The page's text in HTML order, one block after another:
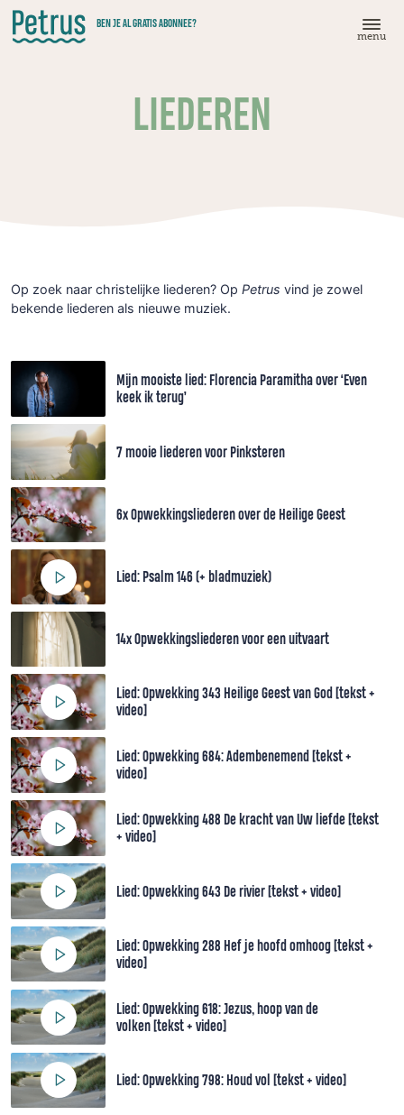
Doorgaan
naar
hoofdinhoud
BEN JE AL GRATIS ABONNEE?
menu
LIEDEREN
Op zoek naar christelijke liederen? Op Petrus vind je zowel
bekende liederen als nieuwe muziek.
Mijn mooiste lied: Florencia Paramitha over ‘Even
keek ik terug’
7 mooie liederen voor Pinksteren
6x Opwekkingsliederen over de Heilige Geest
Lied: Psalm 146 (+ bladmuziek)
14x Opwekkingsliederen voor een uitvaart
Lied: Opwekking 343 Heilige Geest van God [tekst +
video]
Lied: Opwekking 684: Adembenemend [tekst +
video]
Lied: Opwekking 488 De kracht van Uw liefde [tekst
+ video]
Lied: Opwekking 643 De rivier [tekst + video]
Lied: Opwekking 288 Hef je hoofd omhoog [tekst +
video]
Lied: Opwekking 618: Jezus, hoop van de
volken [tekst + video]
Lied: Opwekking 798: Houd vol [tekst + video]